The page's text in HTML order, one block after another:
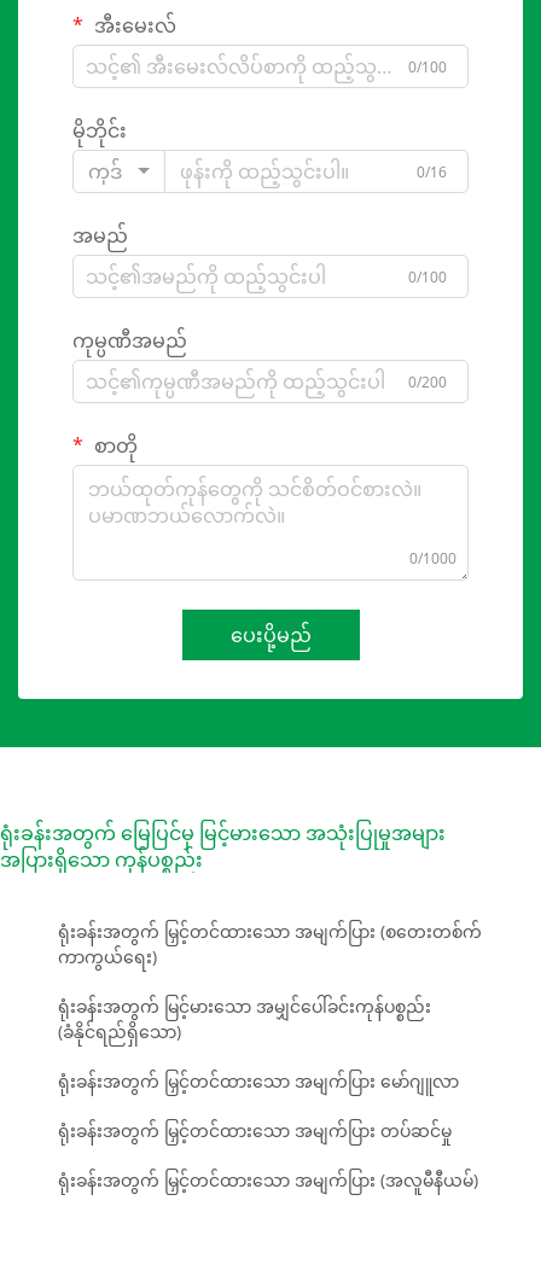
အီးမေးလ်
0/100
မိုဘိုင်း
ကုဒ်
0/16
အမည်
0/100
ကုမ္ပဏီအမည်
0/200
စာတို
0/1000
ပေးပို့မည်
ရုံးခန်းအတွက် မြေပြင်မှ မြင့်မားသော အသုံးပြုမှုအများ
အပြားရှိသော ကုန်ပစ္စည်း
ရုံးခန်းအတွက် မြှင့်တင်ထားသော အမျက်ပြား (စတေးတစ်က်
ကာကွယ်ရေး)
ရုံးခန်းအတွက် မြင့်မားသော အမျှင်ပေါ်ခင်းကုန်ပစ္စည်း
(ခံနိုင်ရည်ရှိသော)
ရုံးခန်းအတွက် မြှင့်တင်ထားသော အမျက်ပြား မော်ဂျူလာ
ရုံးခန်းအတွက် မြှင့်တင်ထားသော အမျက်ပြား တပ်ဆင်မှု
ရုံးခန်းအတွက် မြှင့်တင်ထားသော အမျက်ပြား (အလူမီနီယမ်)